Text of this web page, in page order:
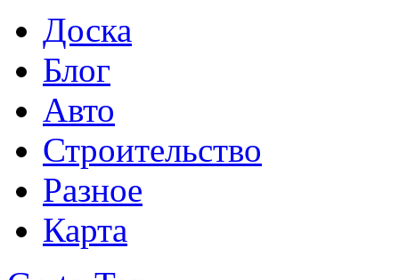
Доска
Блог
Авто
Строительство
Разное
Карта